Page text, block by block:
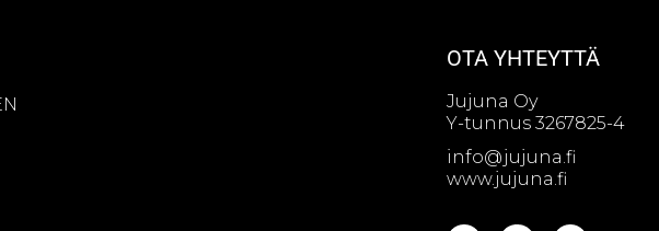
OTA YHTEYTTÄ
Jujuna Oy
Y-tunnus 3267825-4
info@jujuna.fi
www.jujuna.fi